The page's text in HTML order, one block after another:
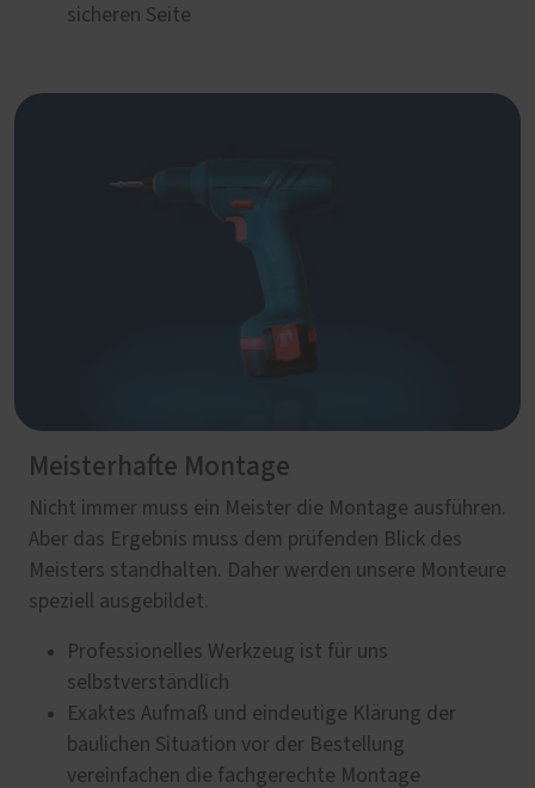
sicheren Seite
Meisterhafte Montage
Nicht immer muss ein Meister die Montage ausführen.
Aber das Ergebnis muss dem prüfenden Blick des
Meisters standhalten. Daher werden unsere Monteure
speziell ausgebildet.
Professionelles Werkzeug ist für uns
selbstverständlich
Exaktes Aufmaß und eindeutige Klärung der
baulichen Situation vor der Bestellung
vereinfachen die fachgerechte Montage